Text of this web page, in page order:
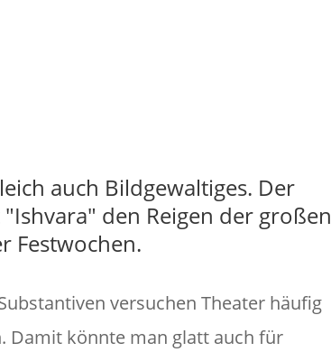
auch Bildgewaltiges. Der
den Reigen der großen
Festwochen.
versuchen Theater häufig
Damit könnte man glatt auch für